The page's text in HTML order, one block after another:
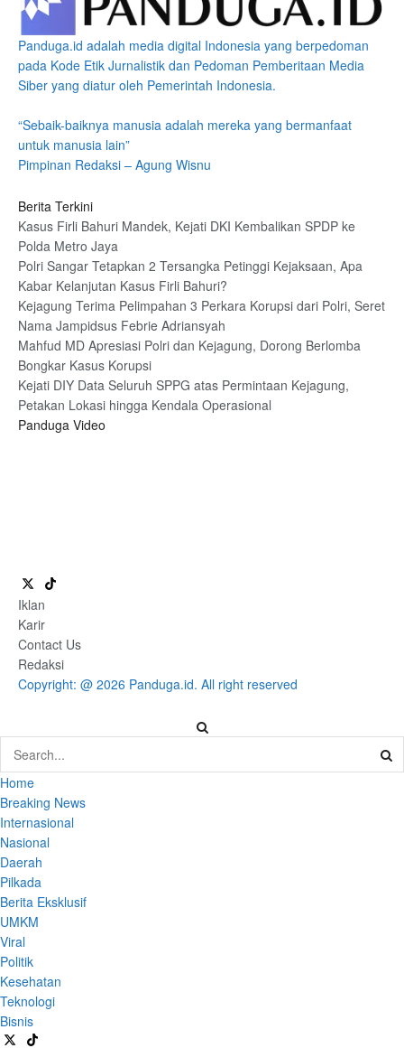
Panduga.id adalah media digital Indonesia yang berpedoman
pada Kode Etik Jurnalistik dan Pedoman Pemberitaan Media
Siber yang diatur oleh Pemerintah Indonesia.
“Sebaik-baiknya manusia adalah mereka yang bermanfaat
untuk manusia lain”
Pimpinan Redaksi – Agung Wisnu
Berita Terkini
Kasus Firli Bahuri Mandek, Kejati DKI Kembalikan SPDP ke
Polda Metro Jaya
Polri Sangar Tetapkan 2 Tersangka Petinggi Kejaksaan, Apa
Kabar Kelanjutan Kasus Firli Bahuri?
Kejagung Terima Pelimpahan 3 Perkara Korupsi dari Polri, Seret
Nama Jampidsus Febrie Adriansyah
Mahfud MD Apresiasi Polri dan Kejagung, Dorong Berlomba
Bongkar Kasus Korupsi
Kejati DIY Data Seluruh SPPG atas Permintaan Kejagung,
Petakan Lokasi hingga Kendala Operasional
Panduga Video
Iklan
Karir
Contact Us
Redaksi
Copyright: @ 2026 Panduga.id. All right reserved
Home
Breaking News
Internasional
Nasional
Daerah
Pilkada
Berita Eksklusif
UMKM
Viral
Politik
Kesehatan
Teknologi
Bisnis